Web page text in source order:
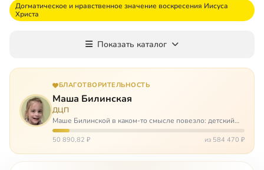
Догматическое и нравственное значение воскресения Иисуса
Христа
Показать каталог
БЛАГОТВОРИТЕЛЬНОСТЬ
Маша Билинская
ДЦП
Маше Билинской в каком-то смысле повезло: детский
церебральный паралич зацепил её не очень сильно. Но
всё-таки есть диагноз и есть немалые проблемы – Маша
50 890,82 ₽ из 584 470 ₽